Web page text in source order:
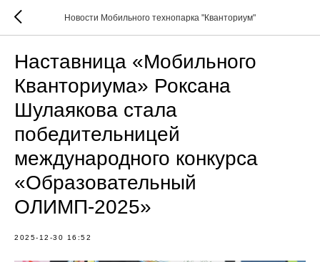
Новости Мобильного технопарка "Кванториум"
Наставница «Мобильного
Кванториума» Роксана
Шулаякова стала
победительницей
международного конкурса
«Образовательный
ОЛИМП-2025»
2025-12-30 16:52